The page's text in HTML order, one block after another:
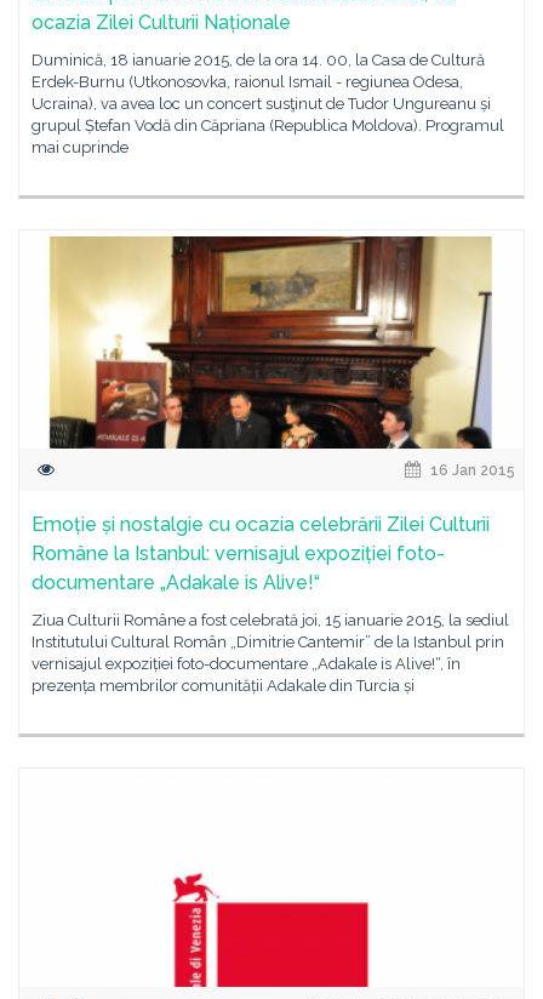
ocazia Zilei Culturii Naționale
Duminică, 18 ianuarie 2015, de la ora 14. 00, la Casa de Cultură
Erdek-Burnu (Utkonosovka, raionul Ismail - regiunea Odesa,
Ucraina), va avea loc un concert susţinut de Tudor Ungureanu și
grupul Ștefan Vodă din Căpriana (Republica Moldova). Programul
mai cuprinde
16 Jan 2015
Emoție și nostalgie cu ocazia celebrării Zilei Culturii
Române la Istanbul: vernisajul expoziției foto-
documentare „Adakale is Alive!“
Ziua Culturii Române a fost celebrată joi, 15 ianuarie 2015, la sediul
Institutului Cultural Român „Dimitrie Cantemir” de la Istanbul prin
vernisajul expoziției foto-documentare „Adakale is Alive!“, în
prezența membrilor comunității Adakale din Turcia și